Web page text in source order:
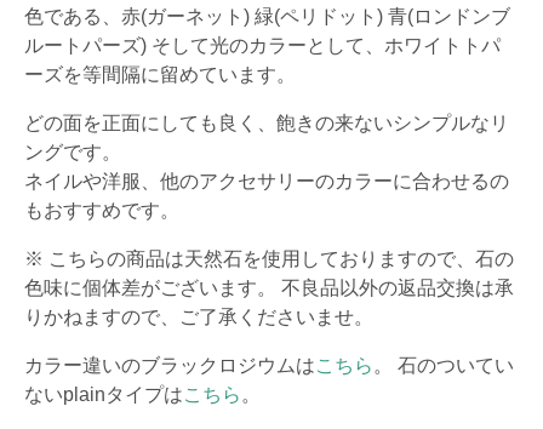
色である、赤(ガーネット) 緑(ペリドット) 青(ロンドンブ
ルートパーズ) そして光のカラーとして、ホワイトトパ
ーズを等間隔に留めています。
どの面を正面にしても良く、飽きの来ないシンプルなリ
ングです。
ネイルや洋服、他のアクセサリーのカラーに合わせるの
もおすすめです。
※ こちらの商品は天然石を使用しておりますので、石の
色味に個体差がございます。 不良品以外の返品交換は承
りかねますので、ご了承くださいませ。
カラー違いのブラックロジウムはこちら。 石のついてい
ないplainタイプはこちら。